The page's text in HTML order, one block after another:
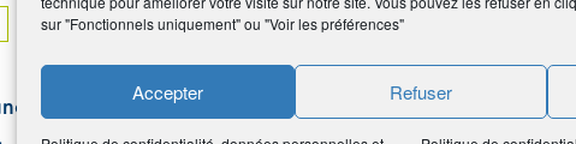
sur "Fonctionnels uniquement" ou "Voir les préférences"
Accepter Refuser
G H I J K L M N O